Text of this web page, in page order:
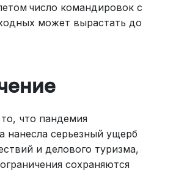
число командировок с
может вырастать до
что пандемия
нанесла серьезный ущерб
и делового туризма,
сохраняются